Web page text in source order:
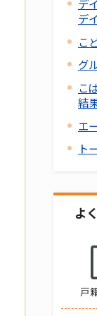
デ
デ
こ
グ
こ
結
エ
ト
よ
戸